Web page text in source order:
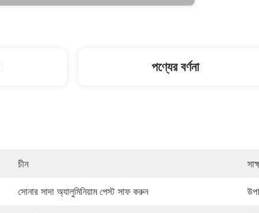
পণ্যের বর্ণনা
চীন
সোনার সাদা অ্যালুমিনিয়াম পেস্ট সাফ করুন